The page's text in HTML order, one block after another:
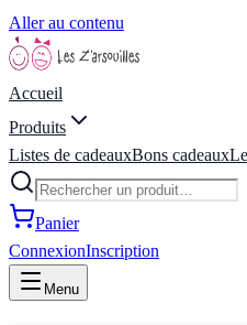
Aller au contenu
Accueil
Produits
Listes de cadeauxBons cadeaux
Panier
ConnexionInscription
Menu